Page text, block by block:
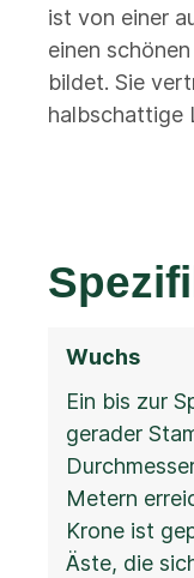
ist von einer
einen
bildet. Sie
halbschattige
Wuchs
Ein bis zur
gerader
Metern
Krone ist
Äste, die